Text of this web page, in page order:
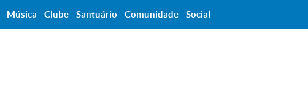
Música Clube Santuário Comunidade Social